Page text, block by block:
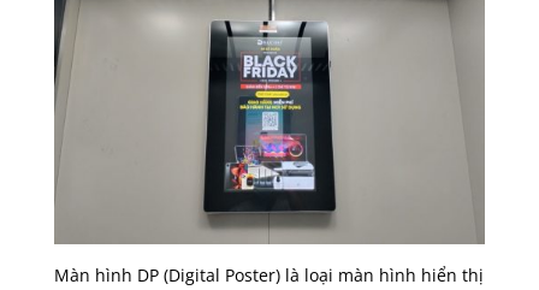
Màn hình DP (Digital Poster) là loại màn hình hiển thị